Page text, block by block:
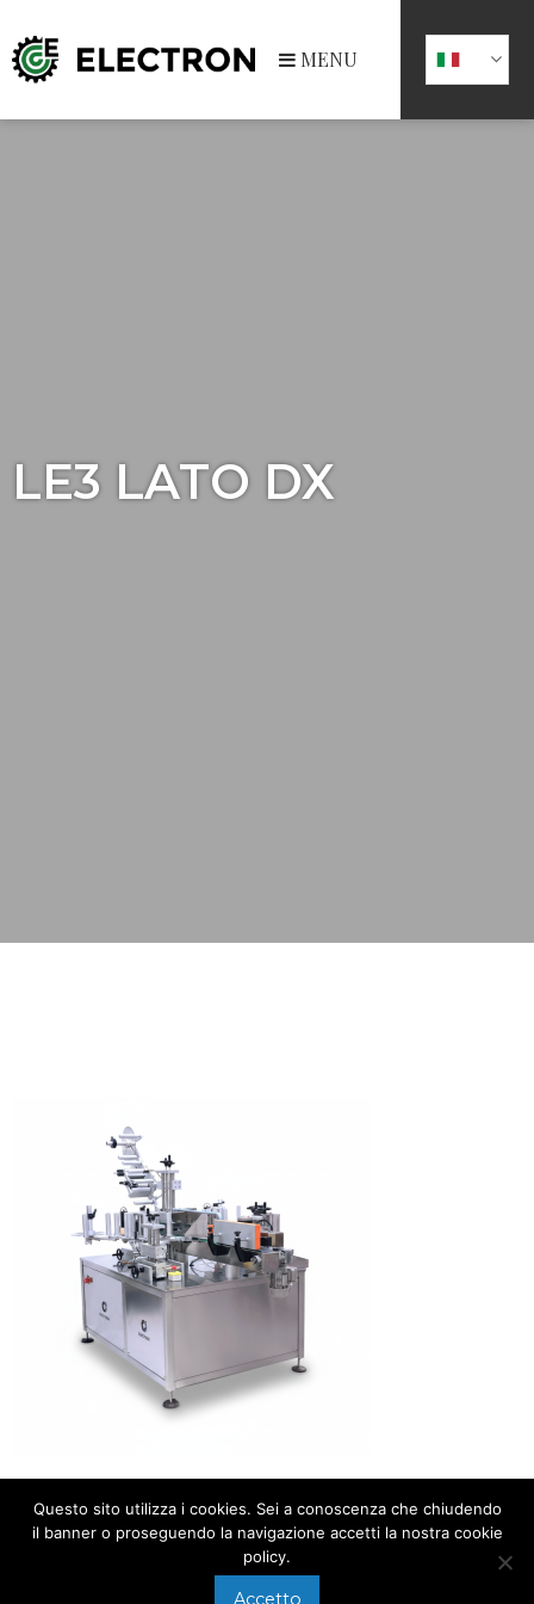
MENU
LE3 LATO DX
Questo sito utilizza i cookies. Sei a conoscenza che chiudendo
il banner o proseguendo la navigazione accetti la nostra cookie
policy.
Accetto